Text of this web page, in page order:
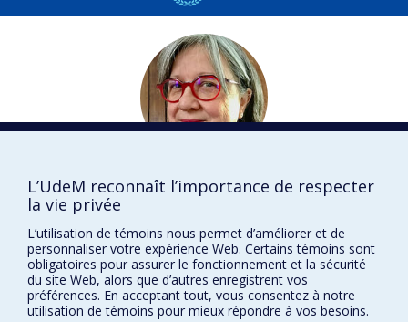
Anne CHARBONNEAU
DISTINCTIONS
L’UdeM reconnaît l’importance de respecter
la vie privée
L’utilisation de témoins nous permet d’améliorer et de
personnaliser votre expérience Web. Certains témoins sont
obligatoires pour assurer le fonctionnement et la sécurité
du site Web, alors que d’autres enregistrent vos
préférences. En acceptant tout, vous consentez à notre
utilisation de témoins pour mieux répondre à vos besoins.